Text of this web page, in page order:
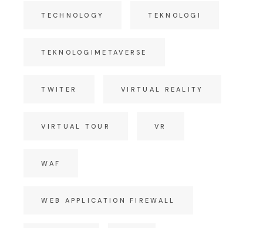
TECHNOLOGY TEKNOLOGI
TEKNOLOGIMETAVERSE
TWITER VIRTUAL REALITY
VIRTUAL TOUR VR
WAF
WEB APPLICATION FIREWALL